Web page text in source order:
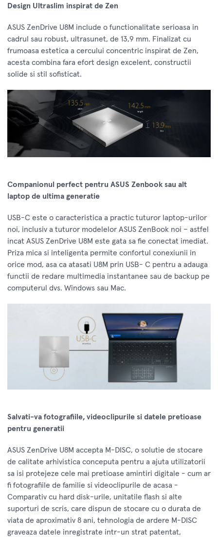
Design Ultraslim inspirat de Zen
ASUS ZenDrive U8M include o functionalitate serioasa in
cadrul sau robust, ultrasunet, de 13,9 mm. Finalizat cu
frumoasa estetica a cercului concentric inspirat de Zen,
acesta combina fara efort design excelent, constructii
solide si stil sofisticat.
Companionul perfect pentru ASUS Zenbook sau alt
laptop de ultima generatie
USB-C este o caracteristica a practic tuturor laptop-urilor
noi, inclusiv a tuturor modelelor ASUS ZenBook noi – astfel
incat ASUS ZenDrive U8M este gata sa fie conectat imediat.
Priza mica si inteligenta permite confortul conexiunii in
orice mod, asa ca atasati U8M prin USB- C pentru a adauga
functii de redare multimedia instantanee sau de backup pe
computerul dvs. Windows sau Mac.
Salvati-va fotografiile, videoclipurile si datele pretioase
pentru generatii
ASUS ZenDrive U8M accepta M-DISC, o solutie de stocare
de calitate arhivistica conceputa pentru a ajuta utilizatorii
sa isi protejeze cele mai pretioase amintiri digitale - cum ar
fi fotografiile de familie si videoclipurile de acasa -
Comparativ cu hard disk-urile, unitatile flash si alte
suporturi de scris, care dispun de stocare cu o durata de
viata de aproximativ 8 ani, tehnologia de ardere M-DISC
graveaza datele inregistrate intr-un strat patentat,